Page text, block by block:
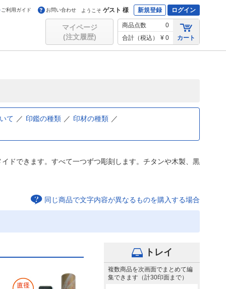
ご利用ガイド お問い合わせ ようこそ ゲスト 様 新規登録 ログイン
マイページ
(注文履歴)
商品点数
0
合計（税込）
¥ 0 カート
て 印鑑の種類
印材の種類
ドできます。すべて一つずつ彫刻します。チタンや木製、黒
同じ商品で文字内容が異なるものを購入する場合
トレイ
複数商品を次画面でまとめて編
集できます（計30印面まで）